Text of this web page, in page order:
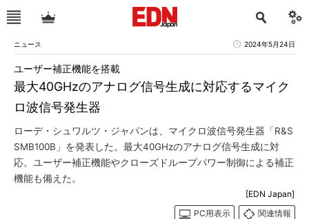
ニュース 2024年5月24日
最大40GHzのアナログ信号生成に対応するマイク
ロ波信号発生器
ユーザー補正機能を搭載
ローデ・シュワルツ・ジャパンは、マイクロ波信号発生器「R&S
SMB100B」を発表した。最大40GHzのアナログ信号生成に対
応。ユーザー補正機能やクローズドループパワー制御による補正
機能も備えた。
[EDN Japan]
PC用表示
関連情報